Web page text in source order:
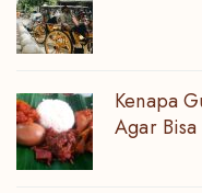
Kenapa
Agar Bisa